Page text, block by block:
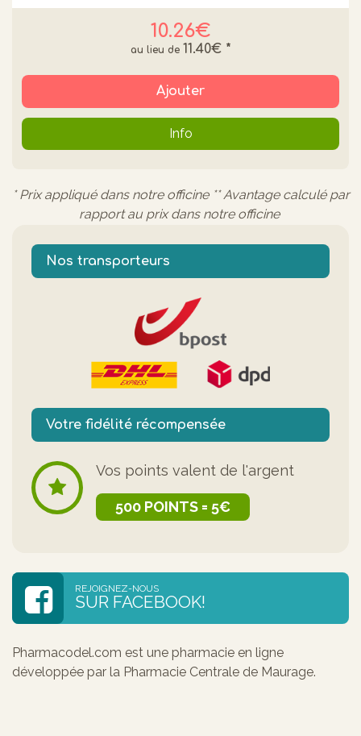
10.26€
11.40€ *
Ajouter
Info
* Prix appliqué dans notre officine ** Avantage calculé par
rapport au prix dans notre officine
Nos transporteurs
Votre fidélité récompensée
Vos points valent de l'argent
500 POINTS = 5€
REJOIGNEZ-NOUS
SUR FACEBOOK!
Pharmacodel.com est une pharmacie en ligne
développée par la Pharmacie Centrale de Maurage.